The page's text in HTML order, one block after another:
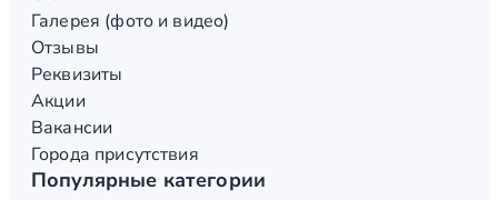
Галерея (фото и видео)
Отзывы
Реквизиты
Акции
Вакансии
Города присутствия
Популярные категории